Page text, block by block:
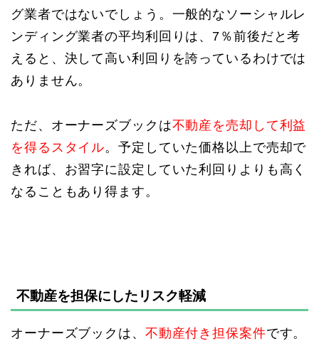
グ業者ではないでしょう。一般的なソーシャルレ
ンディング業者の平均利回りは、7％前後だと考
えると、決して高い利回りを誇っているわけでは
ありません。
ただ、オーナーズブックは不動産を売却して利益
を得るスタイル。予定していた価格以上で売却で
きれば、お習字に設定していた利回りよりも高く
なることもあり得ます。
不動産を担保にしたリスク軽減
オーナーズブックは、 不動産付き担保案件です。